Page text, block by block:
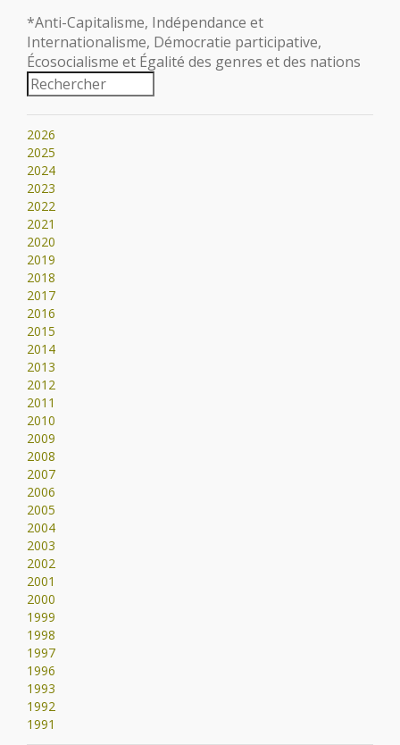
*Anti-Capitalisme, Indépendance et
Internationalisme, Démocratie participative,
Écosocialisme et Égalité des genres et des nations
2026
2025
2024
2023
2022
2021
2020
2019
2018
2017
2016
2015
2014
2013
2012
2011
2010
2009
2008
2007
2006
2005
2004
2003
2002
2001
2000
1999
1998
1997
1996
1993
1992
1991